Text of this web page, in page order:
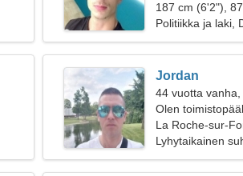
187 cm (6'2"),
Politiikka ja laki,
Jordan
44 vuotta vanha,
Olen
vaatimattoman
La Roche-sur-
Lyhytaikainen